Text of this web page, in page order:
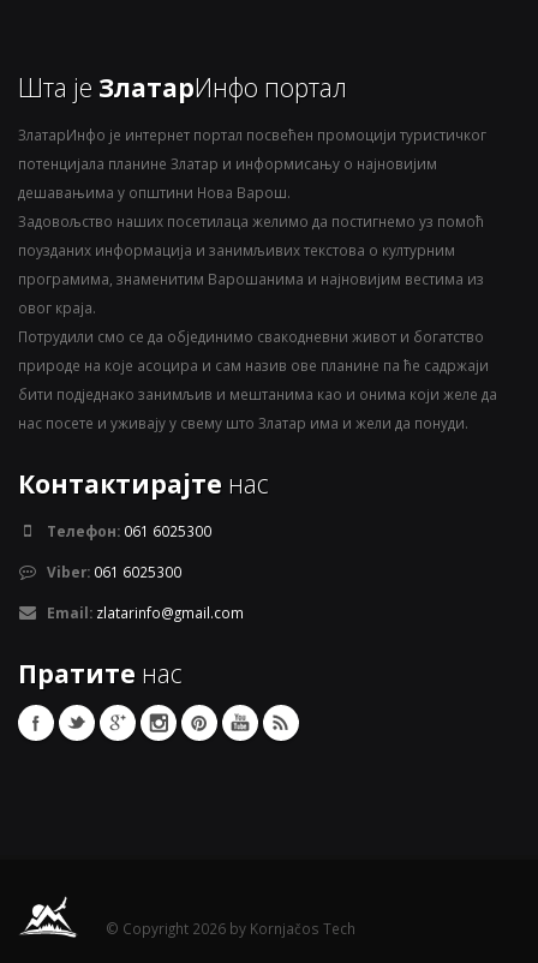
Шта је ЗлатарИнфо портал
ЗлатарИнфо је интернет портал посвећен промоцији туристичког
потенцијала планине Златар и информисању о најновијим
дешавањима у општини Нова Варош.
Задовољство наших посетилаца желимо да постигнемо уз помоћ
поузданих информација и занимљивих текстова о културним
програмима, знаменитим Варошанима и најновијим вестима из
овог краја.
Потрудили смо се да објединимо свакодневни живот и богатство
природе на које асоцира и сам назив ове планине па ће садржаји
бити подједнако занимљив и мештанима као и онима који желе да
нас посете и уживају у свему што Златар има и жели да понуди.
Контактирајте нас
Телефон: 061 6025300
Viber: 061 6025300
Email: zlatarinfo@gmail.com
Пратите нас
© Copyright 2026 by Kornjačos Tech